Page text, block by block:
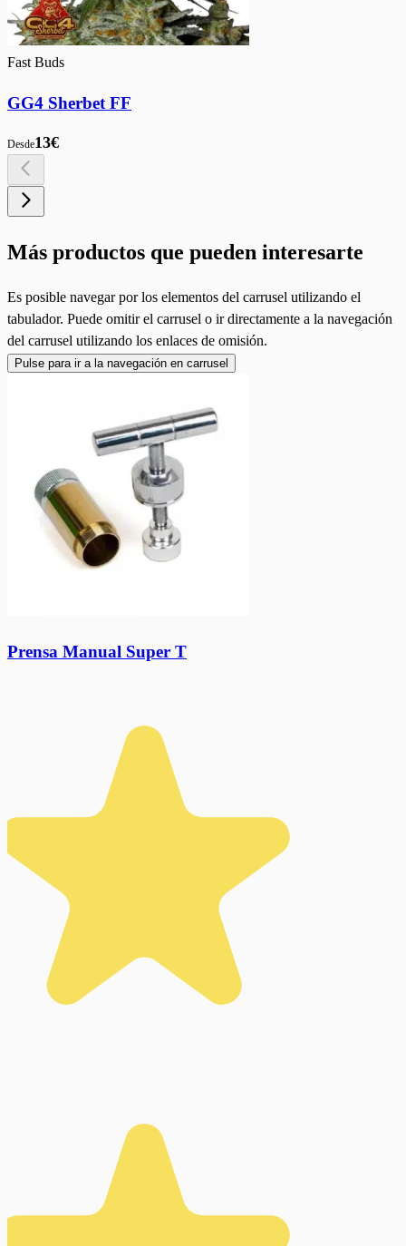
Fast Buds
GG4 Sherbet FF
Desde13€
Más productos que pueden interesarte
Es posible navegar por los elementos del carrusel utilizando el
tabulador. Puede omitir el carrusel o ir directamente a la navegación
del carrusel utilizando los enlaces de omisión.
Pulse para ir a la navegación en carrusel
Prensa Manual Super T